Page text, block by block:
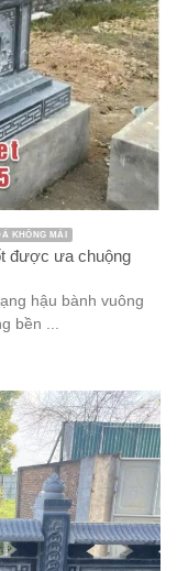
KHÔNG MÁI
được ưa chuộng
hậu bành vuông
bền ...